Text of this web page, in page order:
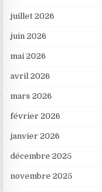
juillet 2026
juin 2026
mai 2026
avril 2026
mars 2026
février 2026
janvier 2026
décembre 2025
novembre 2025